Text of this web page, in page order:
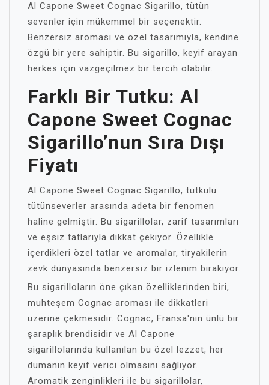
Al Capone Sweet Cognac Sigarillo, tütün
sevenler için mükemmel bir seçenektir.
Benzersiz aroması ve özel tasarımıyla, kendine
özgü bir yere sahiptir. Bu sigarillo, keyif arayan
herkes için vazgeçilmez bir tercih olabilir.
Farklı Bir Tutku: Al
Capone Sweet Cognac
Sigarillo’nun Sıra Dışı
Fiyatı
Al Capone Sweet Cognac Sigarillo, tutkulu
tütünseverler arasında adeta bir fenomen
haline gelmiştir. Bu sigarillolar, zarif tasarımları
ve eşsiz tatlarıyla dikkat çekiyor. Özellikle
içerdikleri özel tatlar ve aromalar, tiryakilerin
zevk dünyasında benzersiz bir izlenim bırakıyor.
Bu sigarilloların öne çıkan özelliklerinden biri,
muhteşem Cognac aroması ile dikkatleri
üzerine çekmesidir. Cognac, Fransa'nın ünlü bir
şaraplık brendisidir ve Al Capone
sigarillolarında kullanılan bu özel lezzet, her
dumanın keyif verici olmasını sağlıyor.
Aromatik zenginlikleri ile bu sigarillolar,